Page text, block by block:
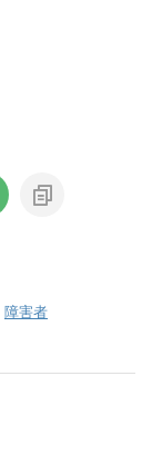
障害者